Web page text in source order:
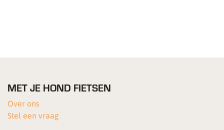
MET JE HOND FIETSEN
Over ons
Stel een vraag